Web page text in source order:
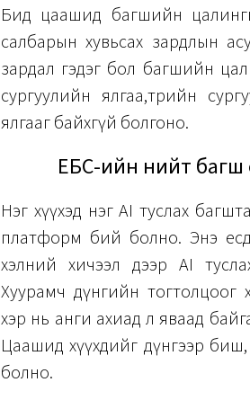
Бид цаашид багшийн
салбарын хувьсах зардлын
зардал гэдэг бол багшийн
сургуулийн ялгаа,төрийн
ялгааг байхгүй болгоно.
ЕБС-ийн нийт багш
Нэг хүүхэд нэг AI туслах
платформ бий болно. Энэ
хэлний хичээл дээр AI
Хуурамч дүнгийн тогтолцоог
хэр нь анги ахиад л яваад
Цаашид хүүхдийг дүнгээр
болно.